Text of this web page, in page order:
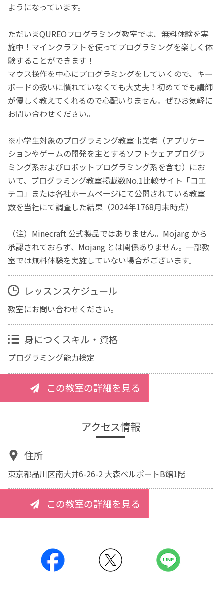
ようになっています。
ただいまQUREOプログラミング教室では、無料体験を実
施中！マインクラフトを使ってプログラミングを楽しく体
験することができます！
マウス操作を中心にプログラミングをしていくので、キー
ボードの扱いに慣れていなくても大丈夫！初めてでも講師
が優しく教えてくれるので心配いりません。ぜひお気軽に
お問い合わせください。
※小学生対象のプログラミング教室事業者（アプリケー
ションやゲームの開発を主とするソフトウェアプログラ
ミング系およびロボットプログラミング系を含む）にお
いて、プログラミング教室掲載数No.1比較サイト「コエ
テコ」または各社ホームページにて公開されている教室
数を当社にて調査した結果（2024年1768月末時点）
（注）Minecraft 公式製品ではありません。Mojang から
承認されておらず、Mojang とは関係ありません。一部教
室では無料体験を実施していない場合がございます。
レッスンスケジュール
教室にお問い合わせください。
身につくスキル・資格
プログラミング能力検定
この教室の詳細を見る
アクセス情報
住所
東京都品川区南大井6-26-2 大森ベルポートB館1階
この教室の詳細を見る